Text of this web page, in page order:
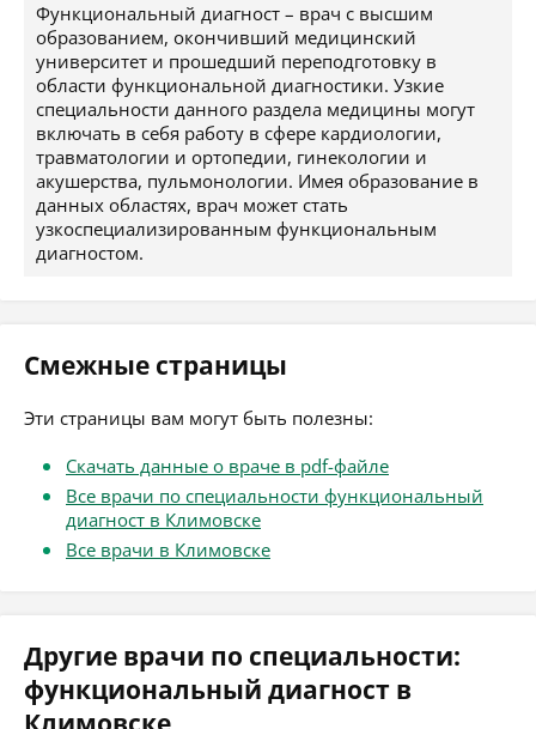
Функциональный диагност – врач с высшим
образованием, окончивший медицинский
университет и прошедший переподготовку в
области функциональной диагностики. Узкие
специальности данного раздела медицины могут
включать в себя работу в сфере кардиологии,
травматологии и ортопедии, гинекологии и
акушерства, пульмонологии. Имея образование в
данных областях, врач может стать
узкоспециализированным функциональным
диагностом.
Смежные страницы
Эти страницы вам могут быть полезны:
Скачать данные о враче в pdf-файле
Все врачи по специальности функциональный
диагност в Климовске
Все врачи в Климовске
Другие врачи по специальности:
функциональный диагност в